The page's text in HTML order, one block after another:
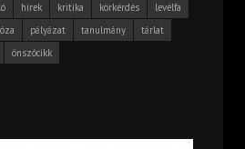
hírek kritika körkérdés
levélfa
pályázat tanulmány
tárlat
önszócikk